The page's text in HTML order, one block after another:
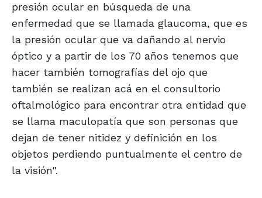
presión ocular en búsqueda de una
enfermedad que se llamada glaucoma, que es
la presión ocular que va dañando al nervio
óptico y a partir de los 70 años tenemos que
hacer también tomografías del ojo que
también se realizan acá en el consultorio
oftalmológico para encontrar otra entidad que
se llama maculopatía que son personas que
dejan de tener nitidez y definición en los
objetos perdiendo puntualmente el centro de
la visión".